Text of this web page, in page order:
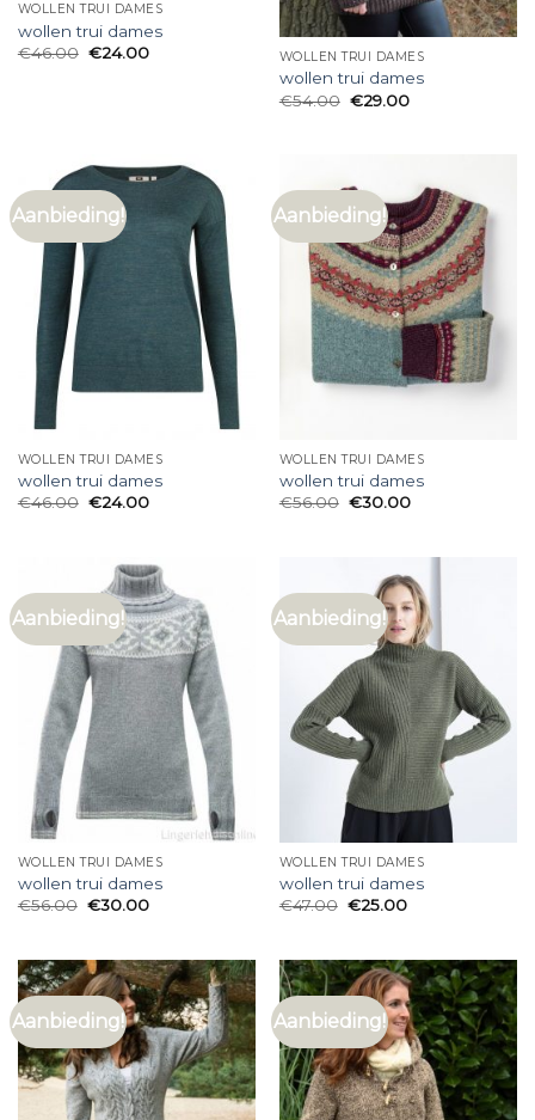
WOLLEN TRUI DAMES
wollen trui dames
€46.00 €24.00 WOLLEN TRUI DAMES
wollen trui dames
€54.00 €29.00
Aanbieding!
WOLLEN TRUI DAMES
wollen trui dames
€46.00 €24.00
Aanbieding!
WOLLEN TRUI DAMES
wollen trui dames
€56.00 €30.00
Aanbieding!
WOLLEN TRUI DAMES
wollen trui dames
€56.00 €30.00
Aanbieding!
WOLLEN TRUI DAMES
wollen trui dames
€47.00 €25.00
Aanbieding! Aanbieding!